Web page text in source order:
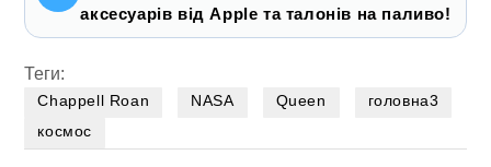
аксесуарів від Apple та талонів на паливо!
Теги:
Chappell Roan NASA Queen
головна3
космос